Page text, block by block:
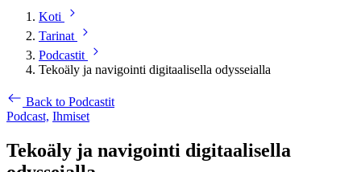
Koti
Tarinat
Podcastit
Tekoäly ja navigointi digitaalisella odysseialla
Back to Podcastit
Podcast, Ihmiset
Tekoäly ja navigointi digitaalisella